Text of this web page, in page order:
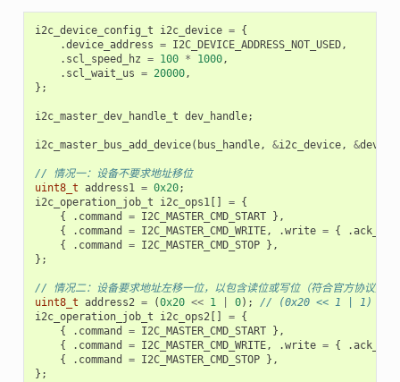
i2c_device_config_t i2c_device = {
.device_address = I2C_DEVICE_ADDRESS_NOT_USED,
. scl_speed_hz = 100 * 1000,
. scl_wait_us = 20000,
};
i2c_master_dev_handle_t dev_handle;
i2c_master_bus_add_device( bus_handle, &i2c_device, &
// 情况一：设备不要求地址移位
uint8_t address1 = 0x20;
i2c_operation_job_t
i2c_ops1[] = {
{
. command = I2C_MASTER_CMD_START
},
{
. command = I2C_MASTER_CMD_WRITE, .write = { .
{
. command = I2C_MASTER_CMD_STOP
},
};
// 情况二：设备要求地址左移一位，以包含读位或写位（符合官方协议）
uint8_t address2 = (0x20 << 1 0);
// (0x20 << 1 | 1)
i2c_operation_job_t
i2c_ops2[] = {
{
. command = I2C_MASTER_CMD_START
},
{
. command = I2C_MASTER_CMD_WRITE, .write = { .
{
. command = I2C_MASTER_CMD_STOP
},
};